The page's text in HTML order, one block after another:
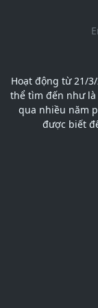
Hoạt động từ 21/
thể tìm đến như
qua nhiều năm
được biết